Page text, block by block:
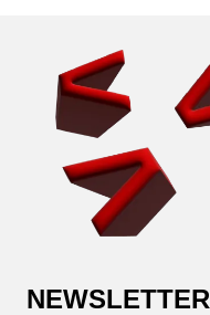
NEWSLETTER